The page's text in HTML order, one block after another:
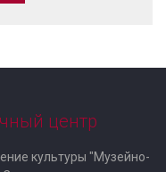
центр
культуры "Музейно-